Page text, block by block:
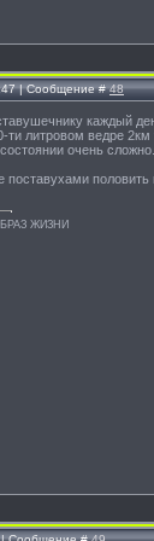
| Сообщение #48
каждый
ти литровом ведре
очень сложно.
поставухами
ЖИЗНИ